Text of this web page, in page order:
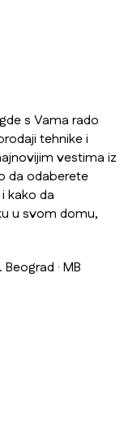
s Vama rado
tehnike i
vestima iz
da odaberete
kako da
u svom domu,
· MB